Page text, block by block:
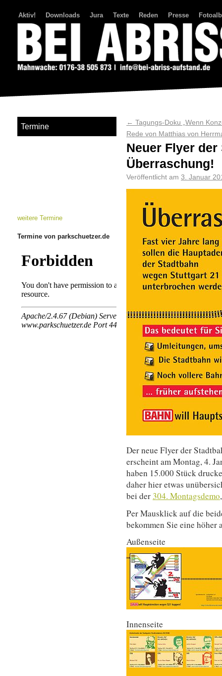
Aktiv! Downloads Jura Texte Reden Presse
← Tagungs-Doku „Wenn
Rede von Matthias von
Neuer Flyer
Überraschung!
Veröffentlicht am 3. Januar
Der neue Flyer der
erscheint am Montag, 4.
haben 15.000 Stück
daher hier etwas
bei der 304. Montagsdemo
Per Mausklick auf die
bekommen Sie eine höher
Außenseite
Innenseite
Termine
weitere Termine
Termine von parkschuetzer.de